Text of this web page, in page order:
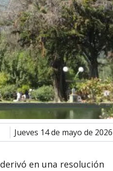
jueves 14 de mayo de 2026
derivó en una resolución